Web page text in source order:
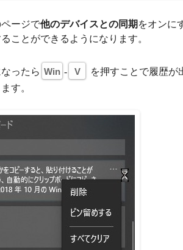
ージで他のデバイスとの同期 をオンに
ことができるようになります。
ったら Win - V
を押すことで履歴が
す。